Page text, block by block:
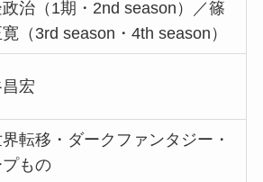
治（1期・2nd season）／篠
（3rd season・4th season）
宏
転移・ダークファンタジー・
プもの